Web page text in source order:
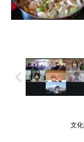
文